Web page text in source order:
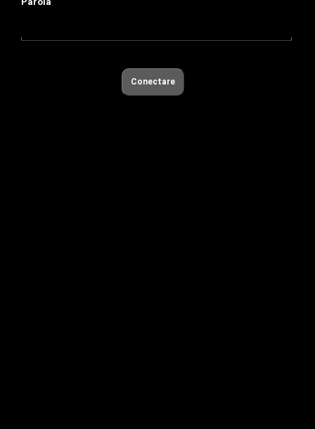
Conectare